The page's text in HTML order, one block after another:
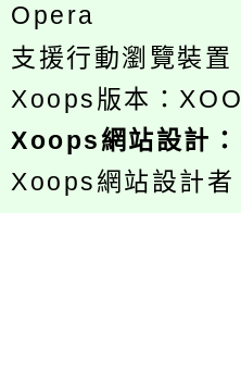
Opera
支援行動瀏覽裝置
Xoops版本：
Xoops網站設計 ：
Xoops網站設計者